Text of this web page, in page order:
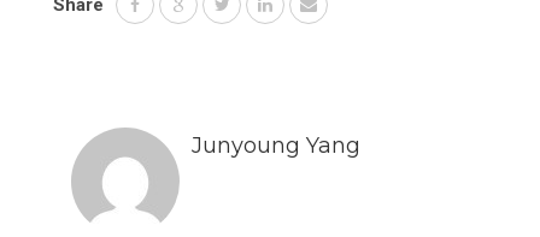
Share
Junyoung Yang